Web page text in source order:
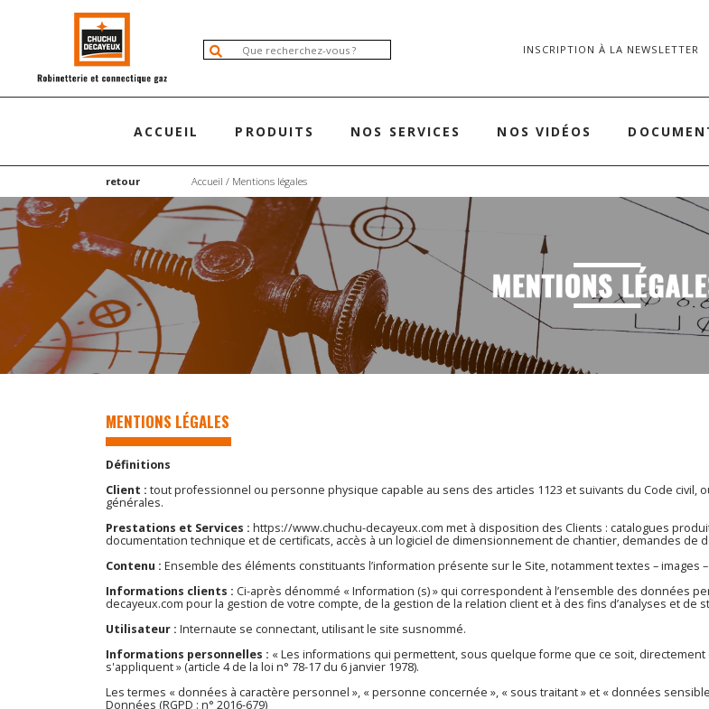
INSCRIPTION À LA NEWSLETTER
ACCUEIL PRODUITS NOS SERVICES NOS VIDÉOS
retour Accueil / Mentions légales
MENTIONS LÉGALES
Définitions
Client : tout professionnel ou personne physique capable au sens des articles 1123 et suivants du Code
générales.
Prestations et Services : https://www.chuchu-decayeux.com met à disposition des Clients : catalogues
documentation technique et de certificats, accès à un logiciel de dimensionnement de chantier, demandes de
Contenu : Ensemble des éléments constituants l’information présente sur le Site, notamment textes – images
Informations clients : Ci-après dénommé « Information (s) » qui correspondent à l’ensemble des données
decayeux.com pour la gestion de votre compte, de la gestion de la relation client et à des fins d’analyses et de
Utilisateur : Internaute se connectant, utilisant le site susnommé.
Informations personnelles : « Les informations qui permettent, sous quelque forme que ce soit,
s'appliquent » (article 4 de la loi n° 78-17 du 6 janvier 1978).
Les termes « données à caractère personnel », « personne concernée », « sous traitant » et « données
Données (RGPD : n° 2016-679)